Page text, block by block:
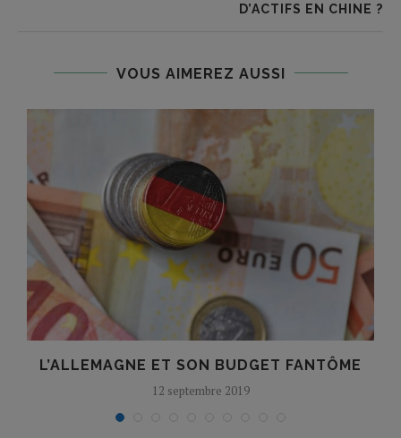
D’ACTIFS EN CHINE ?
VOUS AIMEREZ AUSSI
L’ALLEMAGNE ET SON BUDGET FANTÔME
12 septembre 2019